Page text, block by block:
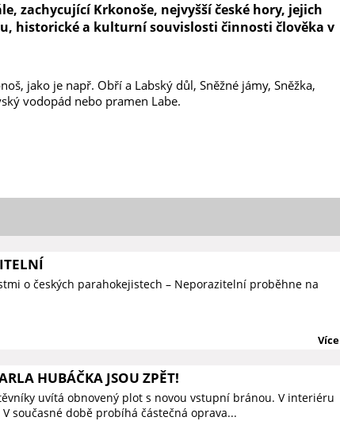
zachycující Krkonoše, nejvyšší české hory, jejich
historické a kulturní souvislosti činnosti člověka v
jako je např. Obří a Labský důl, Sněžné jámy, Sněžka,
vodopád nebo pramen Labe.
o českých parahokejistech – Neporazitelní proběhne na
Více
HUBÁČKA JSOU ZPĚT!
uvítá obnovený plot s novou vstupní bránou. V interiéru
současné době probíhá částečná oprava...